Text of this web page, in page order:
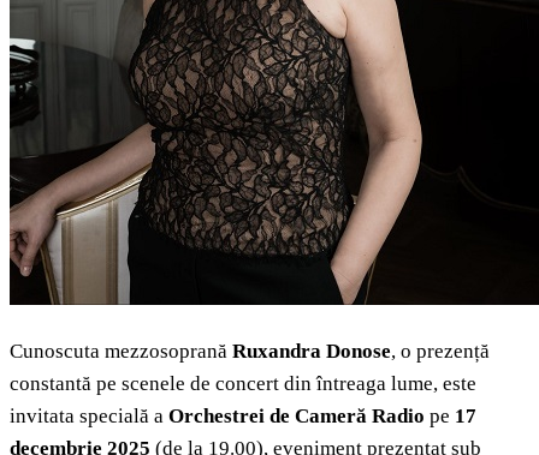
Cunoscuta mezzosoprană Ruxandra Donose, o prezență
constantă pe scenele de concert din întreaga lume, este
invitata specială a Orchestrei de Cameră Radio pe 17
decembrie 2025 (de la 19.00), eveniment prezentat sub